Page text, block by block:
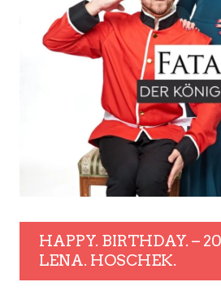
HAPPY. BIRTHDAY. –
LENA. HOSCHEK.